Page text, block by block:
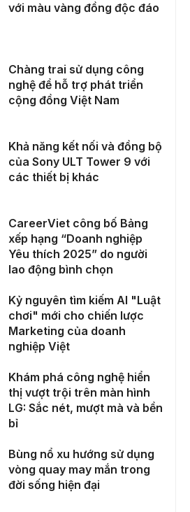
với màu vàng đồng độc đáo
Chàng trai sử dụng công
nghệ để hỗ trợ phát triển
cộng đồng Việt Nam
Khả năng kết nối và đồng bộ
của Sony ULT Tower 9 với
các thiết bị khác
CareerViet công bố Bảng
xếp hạng “Doanh nghiệp
Yêu thích 2025” do người
lao động bình chọn
Kỷ nguyên tìm kiếm AI "Luật
chơi" mới cho chiến lược
Marketing của doanh
nghiệp Việt
Khám phá công nghệ hiển
thị vượt trội trên màn hình
LG: Sắc nét, mượt mà và bền
bỉ
Bùng nổ xu hướng sử dụng
vòng quay may mắn trong
đời sống hiện đại